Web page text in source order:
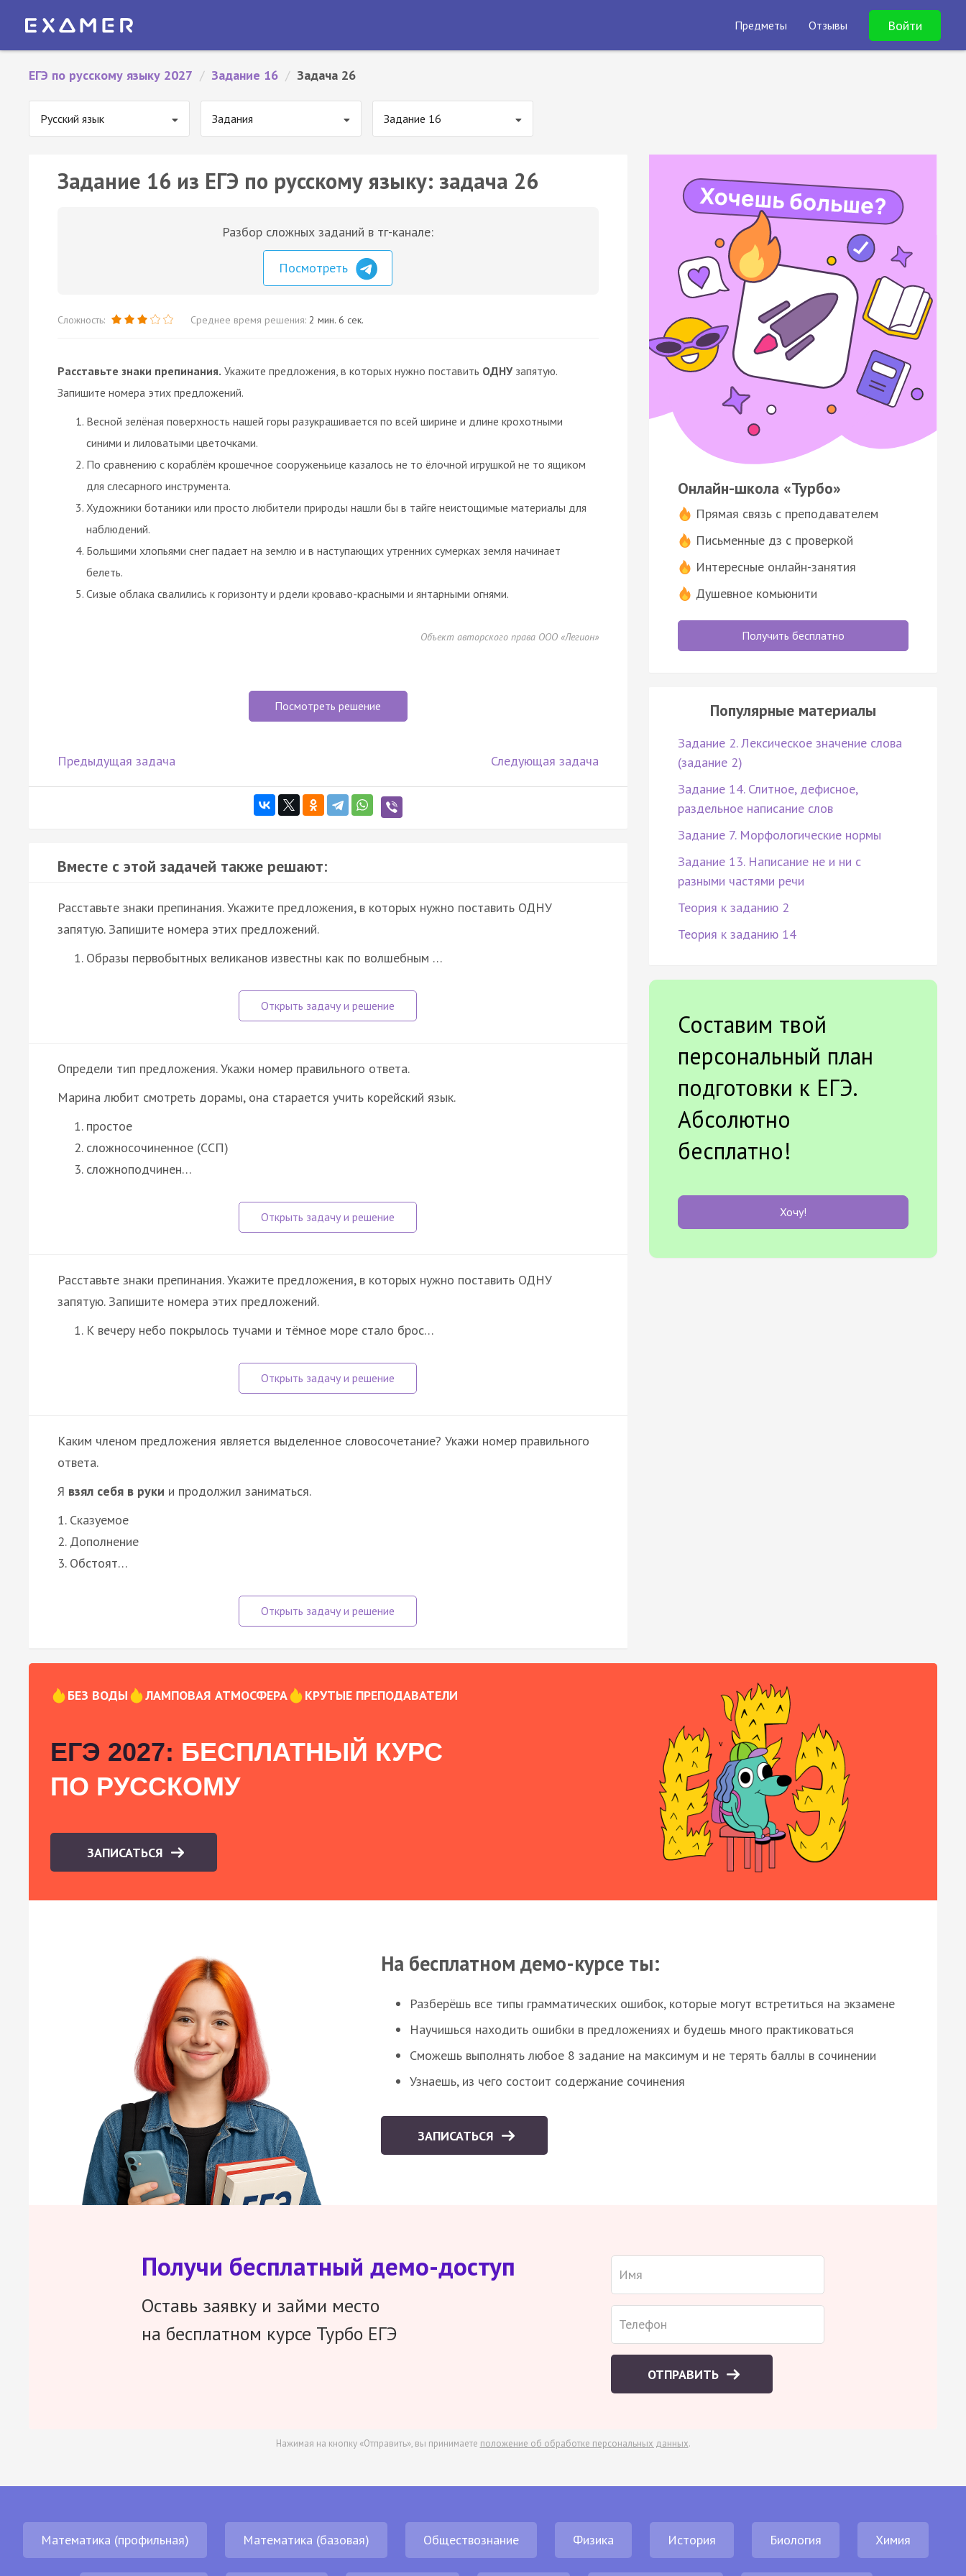
Предметы Отзывы Войти
ЕГЭ по русскому языку 2027 / Задание 16 / Задача 26
Русский язык Задания Задание 16
Задание 16 из ЕГЭ по русскому языку: задача 26
Разбор сложных заданий в тг-канале:
Посмотреть
Сложность: Среднее время решения: 2 мин. 6 сек.
Расставьте знаки препинания. Укажите предложения, в которых нужно поставить ОДНУ запятую.
Запишите номера этих предложений.
Весной зелёная поверхность нашей горы разукрашивается по всей ширине и длине крохотными
синими и лиловатыми цветочками.
По сравнению с кораблём крошечное сооруженьице казалось не то ёлочной игрушкой не то ящиком
для слесарного инструмента.
Художники ботаники или просто любители природы нашли бы в тайге неистощимые материалы для
наблюдений.
Большими хлопьями снег падает на землю и в наступающих утренних сумерках земля начинает
белеть.
Сизые облака свалились к горизонту и рдели кроваво-красными и янтарными огнями.
Объект авторского права ООО «Легион»
Посмотреть решение
Предыдущая задача Следующая задача
Вместе с этой задачей также решают:
Расставьте знаки препинания. Укажите предложения, в которых нужно поставить ОДНУ
запятую. Запишите номера этих предложений.
Образы первобытных великанов известны как по волшебным …
Определи тип предложения. Укажи номер правильного ответа.
Марина любит смотреть дорамы, она старается учить корейский язык.
простое
сложносочиненное (ССП)
сложноподчинен…
Расставьте знаки препинания. Укажите предложения, в которых нужно поставить ОДНУ
запятую. Запишите номера этих предложений.
К вечеру небо покрылось тучами и тёмное море стало брос…
Каким членом предложения является выделенное словосочетание? Укажи номер правильного
ответа.
Я взял себя в руки и продолжил заниматься.
1. Сказуемое
2. Дополнение
3. Обстоят…
Онлайн-школа «Турбо»
Прямая связь с преподавателем
Письменные дз с проверкой
Интересные онлайн-занятия
Душевное комьюнити
Получить бесплатно
Популярные материалы
Задание 2. Лексическое значение слова
(задание 2)
Задание 14. Слитное, дефисное,
раздельное написание слов
Задание 7. Морфологические нормы
Задание 13. Написание не и ни с
разными частями речи
Теория к заданию 2
Теория к заданию 14
Составим твой
персональный план
подготовки к ЕГЭ.
Абсолютно
бесплатно!
Хочу!
БЕЗ ВОДЫ ЛАМПОВАЯ АТМОСФЕРА КРУТЫЕ ПРЕПОДАВАТЕЛИ
ЕГЭ 2027: БЕСПЛАТНЫЙ КУРС
ПО РУССКОМУ
ЗАПИСАТЬСЯ
На бесплатном демо-курсе ты:
Разберёшь все типы грамматических ошибок, которые могут встретиться на экзамене
Научишься находить ошибки в предложениях и будешь много практиковаться
Сможешь выполнять любое 8 задание на максимум и не терять баллы в сочинении
Узнаешь, из чего состоит содержание сочинения
ЗАПИСАТЬСЯ
Получи бесплатный демо-доступ
Оставь заявку и займи место
на бесплатном курсе Турбо ЕГЭ
ОТПРАВИТЬ
Нажимая на кнопку «Отправить», вы принимаете положение об обработке персональных данных.
Математика (профильная) Математика (базовая) Обществознание Физика История Биология Химия